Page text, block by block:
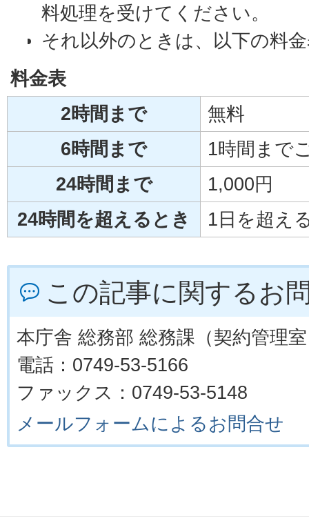
料処理を受けてください。
それ以外のときは、以下の料
料金表
2時間まで
無料
6時間まで
1時間まで
24時間まで
1,000円
24時間を超えるとき
1日を超え
この記事に関するお
本庁舎 総務部 総務課（契約管理
電話：0749-53-5166
ファックス：0749-53-5148
メールフォームによるお問合せ